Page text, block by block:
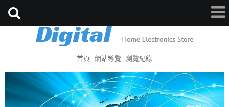
首頁 網站導覽 瀏覽紀錄